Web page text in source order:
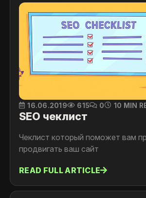
16.06.2019 615 0 10 MIN
SEO чеклист
Чеклист который поможет вам
продвигать ваш сайт
READ FULL ARTICLE